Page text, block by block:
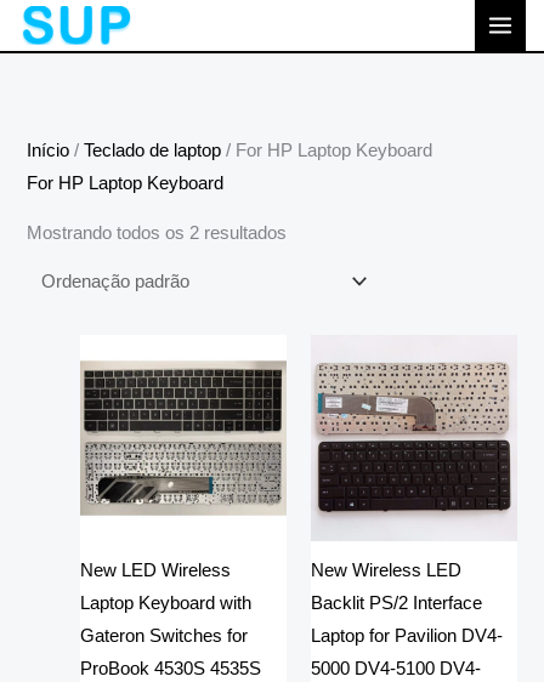
至
Início /Teclado de laptop / For HP Laptop Keyboard
For HP Laptop Keyboard
Mostrando todos os 2 resultados
New LED Wireless
Laptop Keyboard with
Gateron Switches for
ProBook 4530S 4535S
New Wireless LED
Backlit PS/2 Interface
Laptop for Pavilion DV4-
5000 DV4-5100 DV4-